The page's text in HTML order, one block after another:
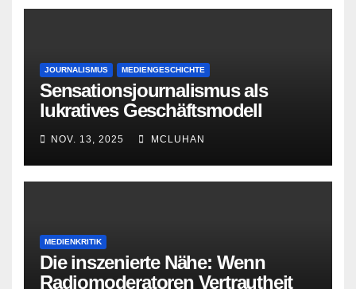
JOURNALISMUS MEDIENGESCHICHTE
Sensationsjournalismus als
lukratives Geschäftsmodell
NOV. 13, 2025 MCLUHAN
MEDIENKRITIK
Die inszenierte Nähe: Wenn
Radiomoderatoren Vertrautheit